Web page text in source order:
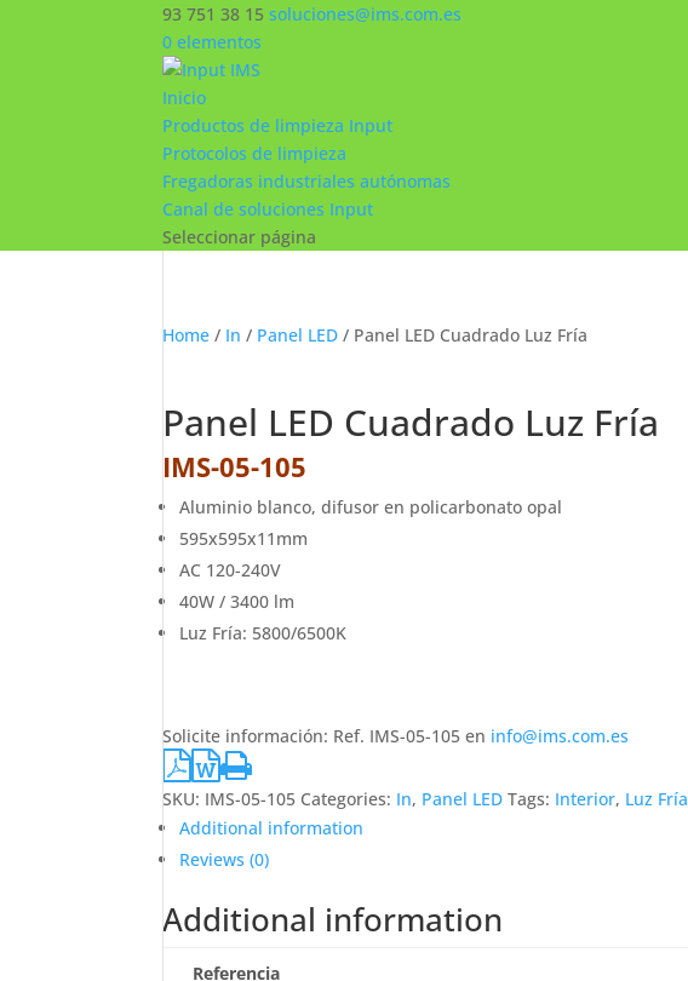
93 751 38 15 soluciones@ims.com.es
0 elementos
Inicio
Productos de limpieza Input
Protocolos de limpieza
Fregadoras industriales autónomas
Canal de soluciones Input
Seleccionar página
Home / In / Panel LED / Panel LED Cuadrado Luz Fría
Panel LED Cuadrado Luz Fría
IMS-05-105
Aluminio blanco, difusor en policarbonato opal
595x595x11mm
AC 120-240V
40W / 3400 lm
Luz Fría: 5800/6500K
Solicite información: Ref. IMS-05-105 en info@ims.com.es
SKU: IMS-05-105 Categories: In, Panel LED Tags: Interior, Luz Fría
Additional information
Reviews (0)
Additional information
Referencia